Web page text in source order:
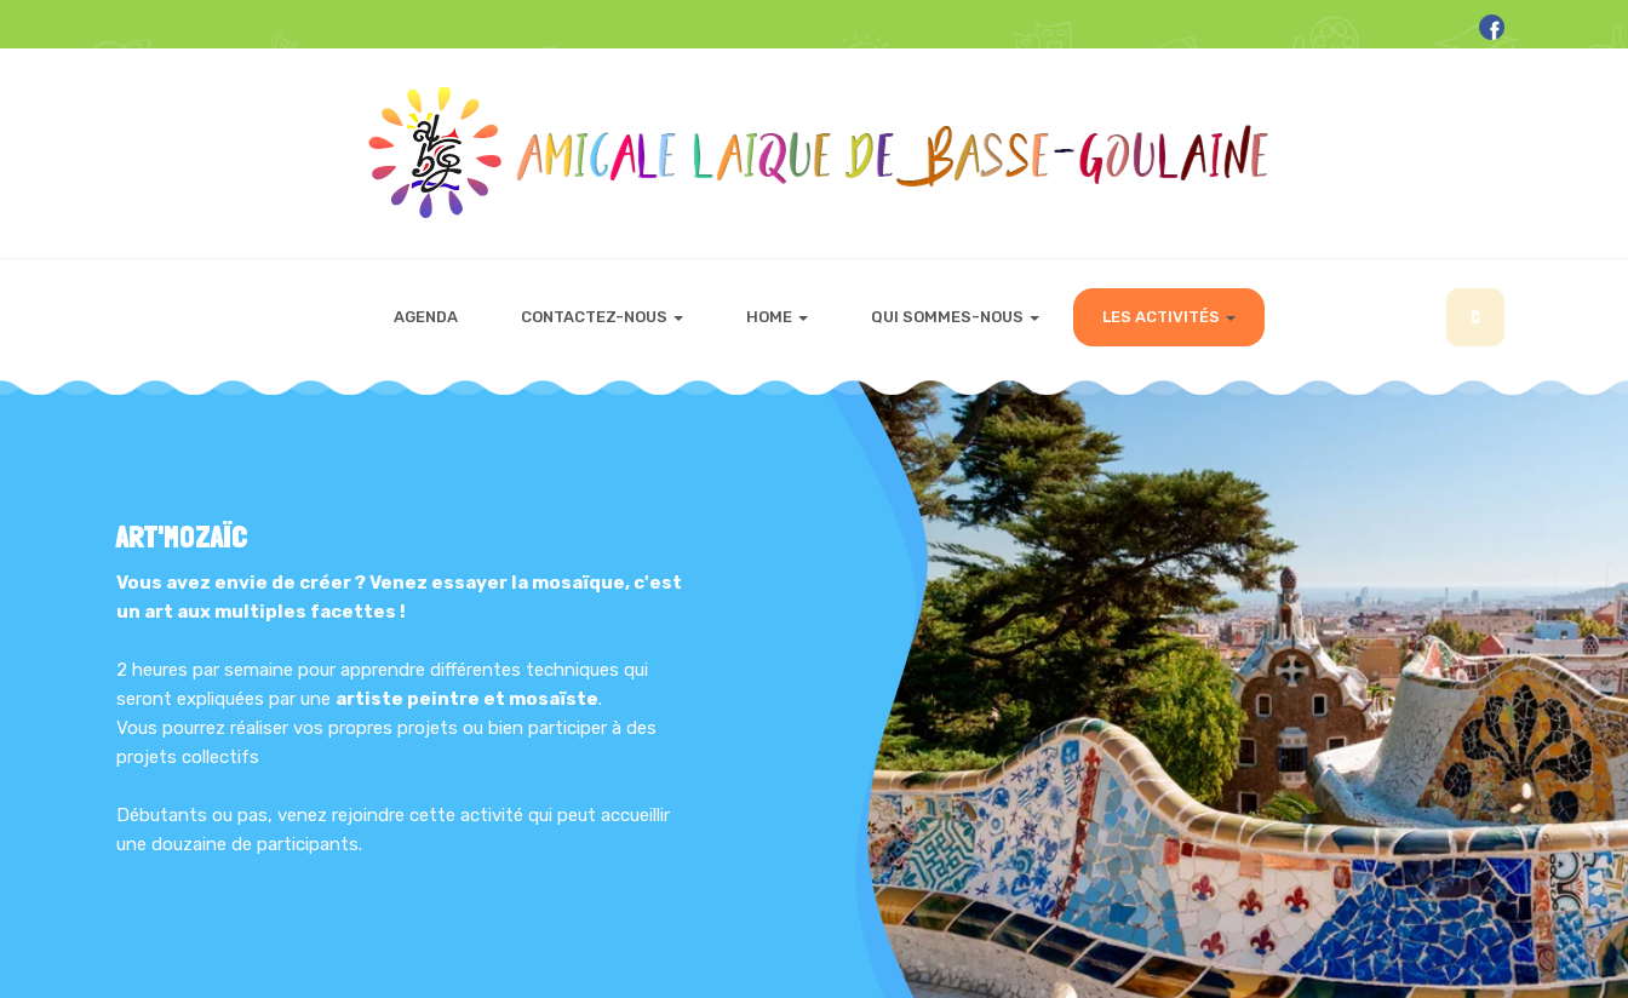
AGENDA CONTACTEZ-NOUS HOME QUI SOMMES-NOUS LES ACTIVITÉS C
ART'MOZAÏC
Vous avez envie de créer ? Venez essayer la mosaïque, c'est
un art aux multiples facettes !
2 heures par semaine pour apprendre différentes techniques qui
seront expliquées par une artiste peintre et mosaïste.
Vous pourrez réaliser vos propres projets ou bien participer à des
projets collectifs
Débutants ou pas, venez rejoindre cette activité qui peut accueillir
une douzaine de participants.